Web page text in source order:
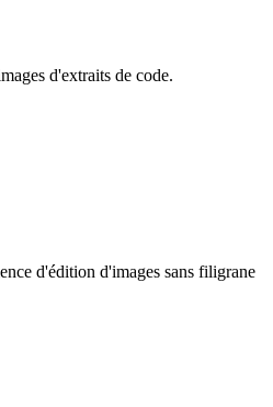
d'extraits de code.
d'édition d'images sans filigrane